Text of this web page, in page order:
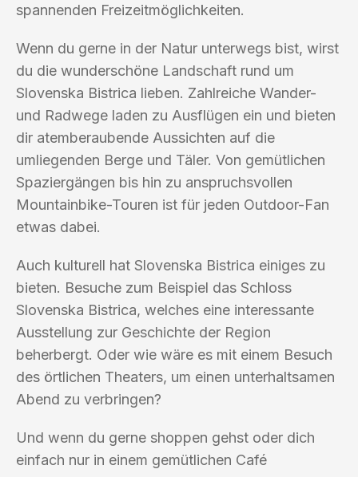
spannenden Freizeitmöglichkeiten.
Wenn du gerne in der Natur unterwegs bist, wirst
du die wunderschöne Landschaft rund um
Slovenska Bistrica lieben. Zahlreiche Wander-
und Radwege laden zu Ausflügen ein und bieten
dir atemberaubende Aussichten auf die
umliegenden Berge und Täler. Von gemütlichen
Spaziergängen bis hin zu anspruchsvollen
Mountainbike-Touren ist für jeden Outdoor-Fan
etwas dabei.
Auch kulturell hat Slovenska Bistrica einiges zu
bieten. Besuche zum Beispiel das Schloss
Slovenska Bistrica, welches eine interessante
Ausstellung zur Geschichte der Region
beherbergt. Oder wie wäre es mit einem Besuch
des örtlichen Theaters, um einen unterhaltsamen
Abend zu verbringen?
Und wenn du gerne shoppen gehst oder dich
einfach nur in einem gemütlichen Café